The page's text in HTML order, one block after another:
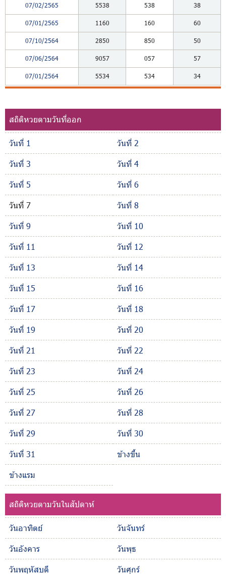
07/02/2565 5538 538 38
07/01/2565 1160 160 60
07/10/2564 2850 850 50
07/06/2564 9057 057 57
07/01/2564 5534 534 34
สถิติหวยตามวันที่ออก
วันที่ 1
วันที่ 2
วันที่ 3
วันที่ 4
วันที่ 5
วันที่ 6
วันที่ 7
วันที่ 8
วันที่ 9
วันที่ 10
วันที่ 11
วันที่ 12
วันที่ 13
วันที่ 14
วันที่ 15
วันที่ 16
วันที่ 17
วันที่ 18
วันที่ 19
วันที่ 20
วันที่ 21
วันที่ 22
วันที่ 23
วันที่ 24
วันที่ 25
วันที่ 26
วันที่ 27
วันที่ 28
วันที่ 29
วันที่ 30
วันที่ 31
ข้างขึ้น
ข้างแรม
สถิติหวยตามวันในสัปดาห์
วันอาทิตย์
วันจันทร์
วันอังคาร
วันพุธ
วันพฤหัสบดี
วันศุกร์